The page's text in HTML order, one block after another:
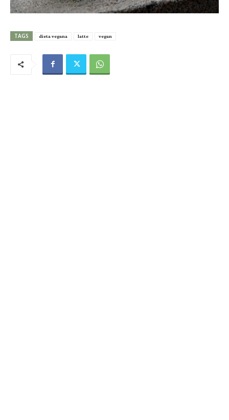
TAGS dieta vegana latte vegan